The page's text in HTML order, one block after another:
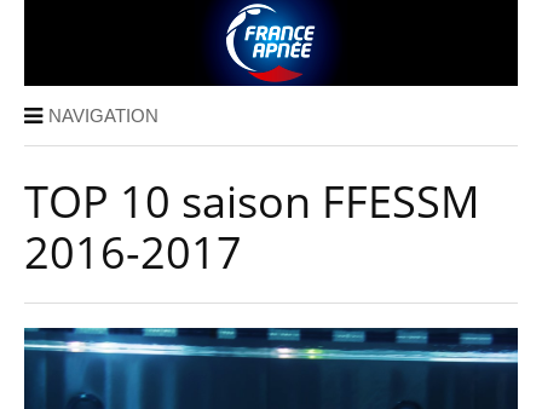
NAVIGATION
TOP 10 saison FFESSM
2016-2017